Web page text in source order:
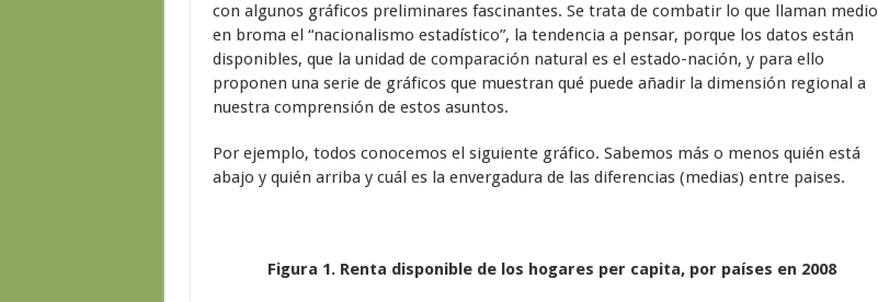
con algunos gráficos preliminares fascinantes. Se trata de combatir lo que llaman medio
en broma el “nacionalismo estadístico”, la tendencia a pensar, porque los datos están
disponibles, que la unidad de comparación natural es el estado-nación, y para ello
proponen una serie de gráficos que muestran qué puede añadir la dimensión regional a
nuestra comprensión de estos asuntos.
Por ejemplo, todos conocemos el siguiente gráfico. Sabemos más o menos quién está
abajo y quién arriba y cuál es la envergadura de las diferencias (medias) entre paises.
Figura 1. Renta disponible de los hogares per capita, por países en 2008